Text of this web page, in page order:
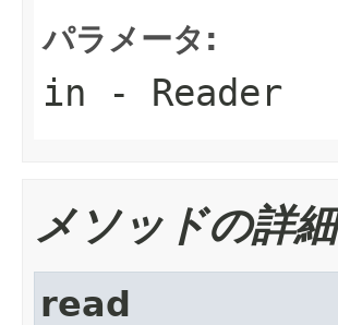
パラメータ:
in - Reader
メソッドの詳細
read